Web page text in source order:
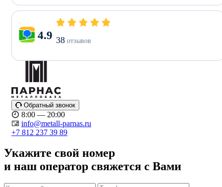
4.9 38 отзывов
Обратный звонок
8:00 — 20:00
info@metall-parnas.ru
+7 812 237 39 89
Укажите свой номер
и наш оператор свяжется с Вами